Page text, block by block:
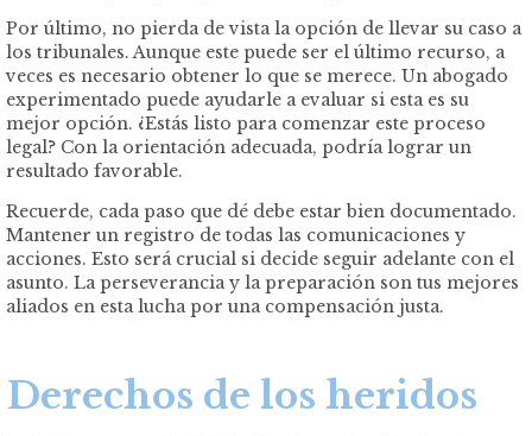
Por último, no pierda de vista la opción de llevar su caso a
los tribunales. Aunque este puede ser el último recurso, a
veces es necesario obtener lo que se merece. Un abogado
experimentado puede ayudarle a evaluar si esta es su
mejor opción. ¿Estás listo para comenzar este proceso
legal? Con la orientación adecuada, podría lograr un
resultado favorable.
Recuerde, cada paso que dé debe estar bien documentado.
Mantener un registro de todas las comunicaciones y
acciones. Esto será crucial si decide seguir adelante con el
asunto. La perseverancia y la preparación son tus mejores
aliados en esta lucha por una compensación justa.
Derechos de los heridos